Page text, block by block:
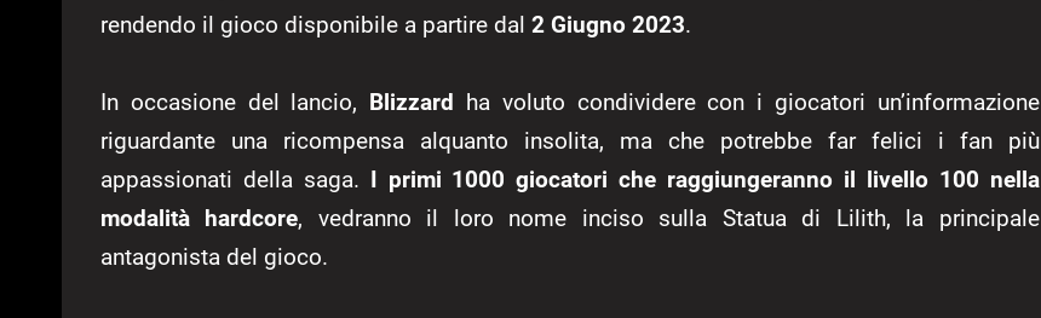
rendendo il gioco disponibile a partire dal 2 Giugno 2023.
In occasione del lancio, Blizzard ha voluto condividere con i giocatori un’informazione
riguardante una ricompensa alquanto insolita, ma che potrebbe far felici i fan più
appassionati della saga. I primi 1000 giocatori che raggiungeranno il livello 100 nella
modalità hardcore, vedranno il loro nome inciso sulla Statua di Lilith, la principale
antagonista del gioco.